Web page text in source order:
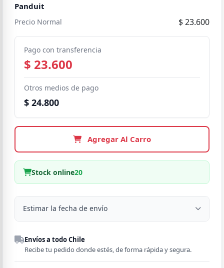
Panduit
Precio Normal $ 23.600
Pago con transferencia
$ 23.600
Otros medios de pago
$ 24.800
Agregar Al Carro
Stock online20
Estimar la fecha de envío
Despacho a domicilio
Región
Envíos a todo Chile
Recibe tu pedido donde estés, de forma rápida y segura.